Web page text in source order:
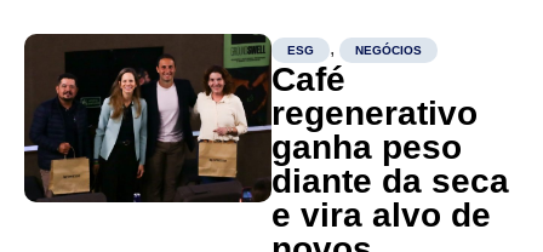
comerciais e busca tornar
mais precisa a análise de
risco no ecossistema de
pagamentos A Mastercard
anunciou o lançamento, no
Brasil, do Match Pro
Performance Indicators,...
ESG , NEGÓCIOS
Café
regenerativo
ganha peso
diante da seca
e vira alvo de